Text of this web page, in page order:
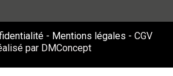
- Mentions légales - CGV
par DMConcept